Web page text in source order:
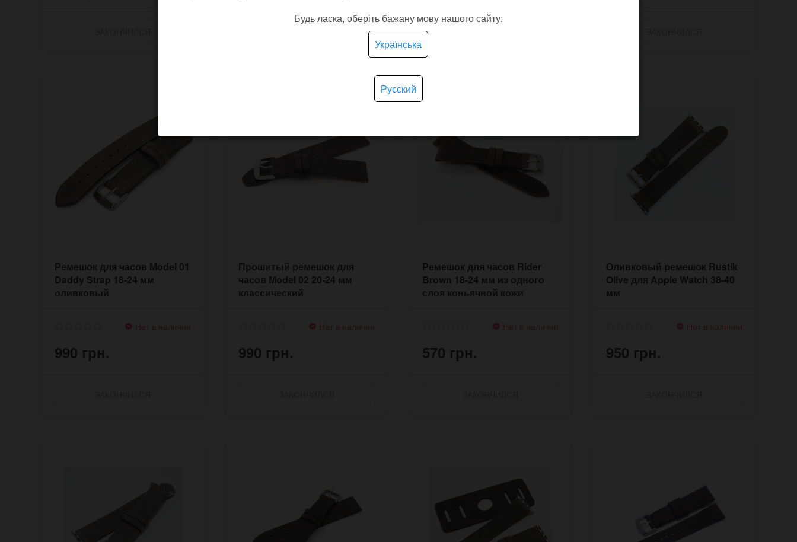
Ремешок для часов Model 01
Daddy Strap 18-24 мм
оливковый
990 грн.
Прошитый ремешок для
часов Model 02 20-24 мм
классический
990 грн.
Ремешок для часов Rider
Brown 18-24 мм из одного
слоя коньячной кожи
570 грн.
Оливковый ремешок Rustik
Olive для Apple Watch 38-40
мм
950 грн.
Будь ласка, оберіть бажану мову нашого сайту:
Українська
Русский